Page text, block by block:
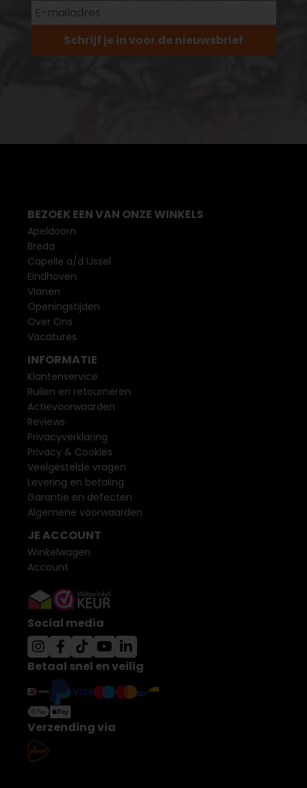
Schrijf je in voor de nieuwsbrief
BEZOEK EEN VAN ONZE WINKELS
Apeldoorn
Breda
Capelle a/d IJssel
Eindhoven
Vianen
Openingstijden
Over Ons
Vacatures
INFORMATIE
Klantenservice
Ruilen en retourneren
Actievoorwaarden
Reviews
Privacyverklaring
Privacy & Cookies
Veelgestelde vragen
Levering en betaling
Garantie en defecten
Algemene voorwaarden
JE ACCOUNT
Winkelwagen
Account
Social media
Betaal snel en veilig
Verzending via